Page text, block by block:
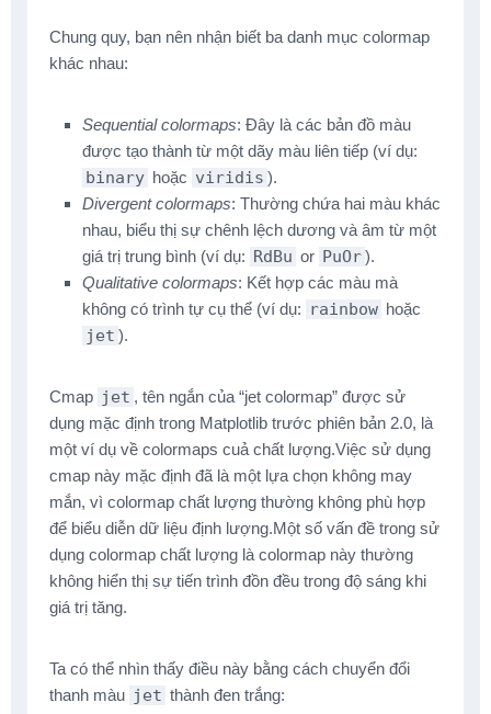
Chung quy, bạn nên nhận biết ba danh mục colormap
khác nhau:
Sequential colormaps: Đây là các bản đồ màu
được tạo thành từ một dãy màu liên tiếp (ví dụ:
binary hoặc viridis ).
Divergent colormaps: Thường chứa hai màu khác
nhau, biểu thị sự chênh lệch dương và âm từ một
giá trị trung bình (ví dụ: RdBu or PuOr).
Qualitative colormaps: Kết hợp các màu mà
không có trình tự cụ thể (ví dụ: rainbow hoặc
jet ).
Cmap jet , tên ngắn của “jet colormap” được sử
dụng mặc định trong Matplotlib trước phiên bản 2.0, là
một ví dụ về colormaps cuả chất lượng.Việc sử dụng
cmap này mặc định đã là một lựa chọn không may
mắn, vì colormap chất lượng thường không phù hợp
để biểu diễn dữ liệu định lượng.Một số vấn đề trong sử
dụng colormap chất lượng là colormap này thường
không hiển thị sự tiến trình đồn đều trong độ sáng khi
giá trị tăng.
Ta có thể nhìn thấy điều này bằng cách chuyển đổi
thanh màu jet thành đen trắng: